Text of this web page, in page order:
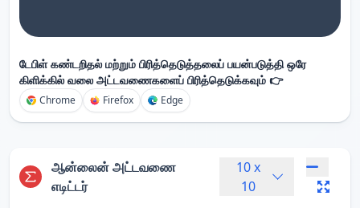
டேபிள் கண்டறிதல் மற்றும் பிரித்தெடுத்தலைப் பயன்படுத்தி ஒரே
கிளிக்கில் வலை அட்டவணைகளைப் பிரித்தெடுக்கவும் 👉
Chrome Firefox Edge
ஆன்லைன் அட்டவணை
எடிட்டர்
10x
10